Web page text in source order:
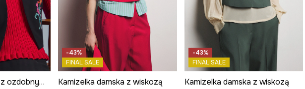
Kamizelka damska z ozdobnym haftem
-43%
FINAL SALE
Kamizelka damska z wiskozą
-43%
FINAL SALE
Kamizelka damska z wiskozą